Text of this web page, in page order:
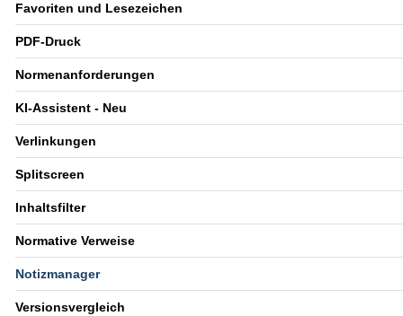
Favoriten und Lesezeichen
PDF-Druck
Normenanforderungen
KI-Assistent - Neu
Verlinkungen
Splitscreen
Inhaltsfilter
Normative Verweise
Notizmanager
Versionsvergleich